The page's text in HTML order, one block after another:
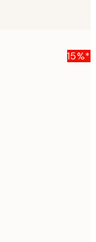
15%*